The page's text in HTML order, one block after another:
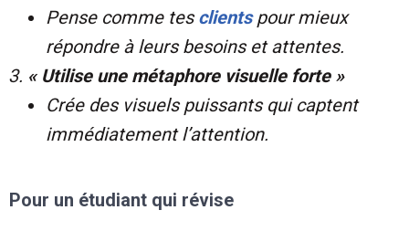
Pense comme tesclientspour mieux
répondre à leurs besoins et attentes.
« Utilise une métaphore visuelle forte »
Crée des visuels puissants qui captent
immédiatement l’attention.
Pour un étudiant qui révise